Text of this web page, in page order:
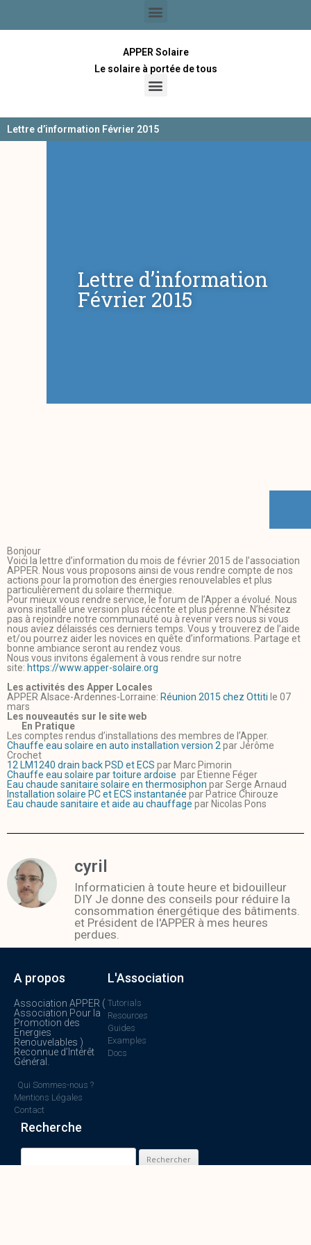
APPER Solaire
Le solaire à portée de tous
Lettre d’information Février 2015
Lettre d’information
Février 2015
Bonjour
Voici la lettre d’information du mois de février 2015 de l’association
APPER. Nous vous proposons ainsi de vous rendre compte de nos
actions pour la promotion des énergies renouvelables et plus
particulièrement du solaire thermique.
Pour mieux vous rendre service, le forum de l’Apper a évolué. Nous
avons installé une version plus récente et plus pérenne. N’hésitez
pas à rejoindre notre communauté ou à revenir vers nous si vous
nous aviez délaissés ces derniers temps. Vous y trouverez de l’aide
et/ou pourrez aider les novices en quête d’informations. Partage et
bonne ambiance seront au rendez vous.
Nous vous invitons également à vous rendre sur notre
site: https://www.apper-solaire.org
Les activités des Apper Locales
APPER Alsace-Ardennes-Lorraine: Réunion 2015 chez Ottiti le 07
mars
Les nouveautés sur le site web
En Pratique
Les comptes rendus d’installations des membres de l’Apper.
Chauffe eau solaire en auto installation version 2 par Jérôme
Crochet
12 LM1240 drain back PSD et ECS par Marc Pimorin
Chauffe eau solaire par toiture ardoise par Etienne Féger
Eau chaude sanitaire solaire en thermosiphon par Serge Arnaud
Installation solaire PC et ECS instantanée par Patrice Chirouze
Eau chaude sanitaire et aide au chauffage par Nicolas Pons
cyril
Informaticien à toute heure et bidouilleur
DIY Je donne des conseils pour réduire la
consommation énergétique des bâtiments.
et Président de l'APPER à mes heures
perdues.
A propos
Association APPER (
Association Pour la
Promotion des
Energies
Renouvelables )
Reconnue d’Intérêt
Général.
Qui Sommes-nous ?
Mentions Légales
Contact
L'Association
Tutorials
Resources
Guides
Examples
Docs
Recherche